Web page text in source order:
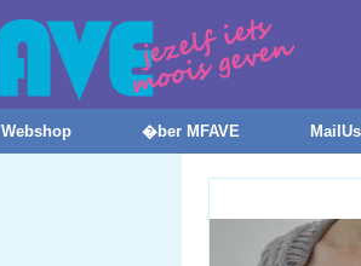
Webshop �ber MFAVE